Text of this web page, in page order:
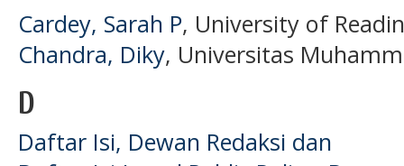
Cardey, Sarah P, University of
Chandra, Diky, Universitas
D
Daftar Isi, Dewan Redaksi dan